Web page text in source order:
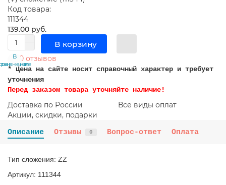
Код товара:
111344
139.00 руб.
В корзину
В
закладки
В 0 отзывов
* Цена на сайте носит справочный характер и требует
уточнения
Перед заказом товара уточняйте наличие!
Доставка по России
Все виды оплат
Акции, скидки, подарки
Описание
Отзывы 0 Вопрос-ответ Оплата
Тип сложения: ZZ
Артикул: 111344